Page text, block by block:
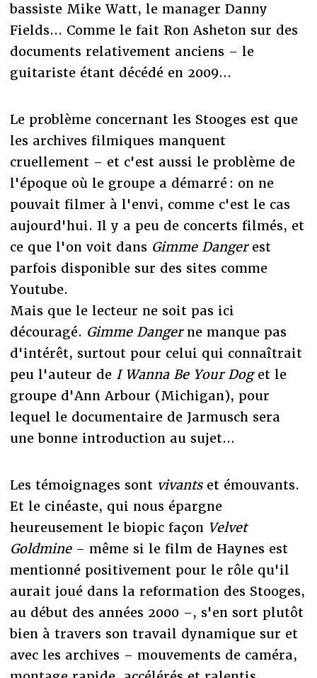
bassiste Mike Watt, le manager Danny
Fields... Comme le fait Ron Asheton sur des
documents relativement anciens – le
guitariste étant décédé en 2009...
Le problème concernant les Stooges est que
les archives filmiques manquent
cruellement – et c'est aussi le problème de
l'époque où le groupe a démarré : on ne
pouvait filmer à l'envi, comme c'est le cas
aujourd'hui. Il y a peu de concerts filmés, et
ce que l'on voit dans Gimme Dangerest
parfois disponible sur des sites comme
Youtube.
Mais que le lecteur ne soit pas ici
découragé. Gimme Dangerne manque pas
d'intérêt, surtout pour celui qui connaîtrait
peu l'auteur de I Wanna Be Your Doget le
groupe d'Ann Arbour (Michigan), pour
lequel le documentaire de Jarmusch sera
une bonne introduction au sujet...
Les témoignages sont vivantset émouvants.
Et le cinéaste, qui nous épargne
heureusement le biopic façon Velvet
Goldmine– même si le film de Haynes est
mentionné positivement pour le rôle qu'il
aurait joué dans la reformation des Stooges,
au début des années 2000 –, s'en sort plutôt
bien à travers son travail dynamique sur et
avec les archives – mouvements de caméra,